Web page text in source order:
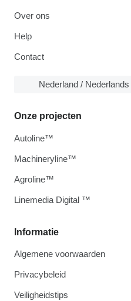
Over ons
Help
Contact
Nederland / Nederlands
Informatie
Algemene voorwaarden
Privacybeleid
Veiligheidstips
Onze projecten
Autoline™
Machineryline™
Agroline™
Linemedia Digital ™